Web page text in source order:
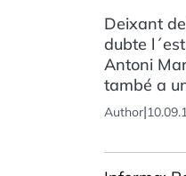
Deixant
dubte
Antoni
també a
Author|